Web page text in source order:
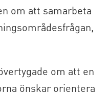
om att samarbeta
om att en
önskar orientera